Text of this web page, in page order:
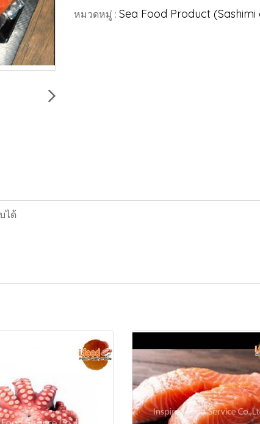
หมวดหมู่ : Sea Food Product
ได้